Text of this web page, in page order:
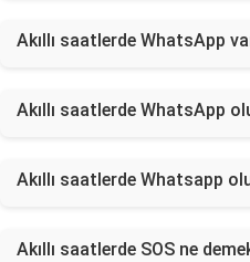
Akıllı saatlerde WhatsApp
Akıllı saatlerde WhatsApp
Akıllı saatlerde Whatsapp
Akıllı saatlerde SOS ne